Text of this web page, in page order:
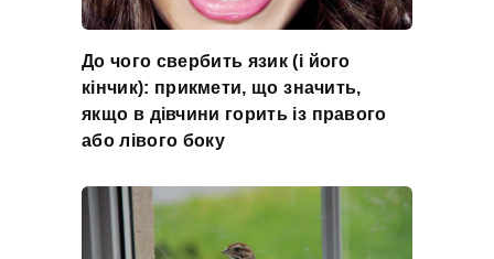
До чого свербить язик (і його
кінчик): прикмети, що значить,
якщо в дівчини горить із правого
або лівого боку